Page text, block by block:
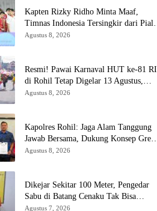
Kapten Rizky Ridho Minta Maaf,
Timnas Indonesia Tersingkir dari Piala
AFF 2026
Agustus 8, 2026
Resmi! Pawai Karnaval HUT ke-81 RI
di Rohil Tetap Digelar 13 Agustus,
Disdikbud Bantah Hoaks Batal
Agustus 8, 2026
Kapolres Rohil: Jaga Alam Tanggung
Jawab Bersama, Dukung Konsep Green
Policing
Agustus 8, 2026
Dikejar Sekitar 100 Meter, Pengedar
Sabu di Batang Cenaku Tak Bisa
Mengelak
Agustus 7, 2026